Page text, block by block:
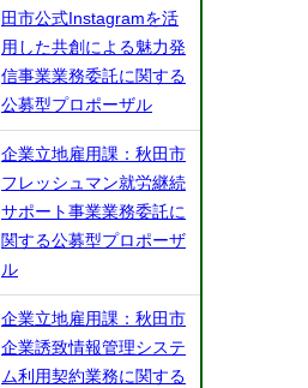
田市公式Instagramを活
用した共創による魅力発
信事業業務委託に関する
公募型プロポーザル
企業立地雇用課：秋田市
フレッシュマン就労継続
サポート事業業務委託に
関する公募型プロポーザ
ル
企業立地雇用課：秋田市
企業誘致情報管理システ
ム利用契約業務に関する